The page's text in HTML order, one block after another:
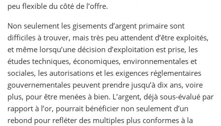
peu flexible du côté de l’offre.
Non seulement les gisements d’argent primaire sont
difficiles à trouver, mais très peu attendent d’être exploités,
et même lorsqu’une décision d’exploitation est prise, les
études techniques, économiques, environnementales et
sociales, les autorisations et les exigences réglementaires
gouvernementales peuvent prendre jusqu’à dix ans, voire
plus, pour être menées à bien. L’argent, déjà sous-évalué par
rapport à l’or, pourrait bénéficier non seulement d’un
rebond pour refléter des multiples plus conformes à la